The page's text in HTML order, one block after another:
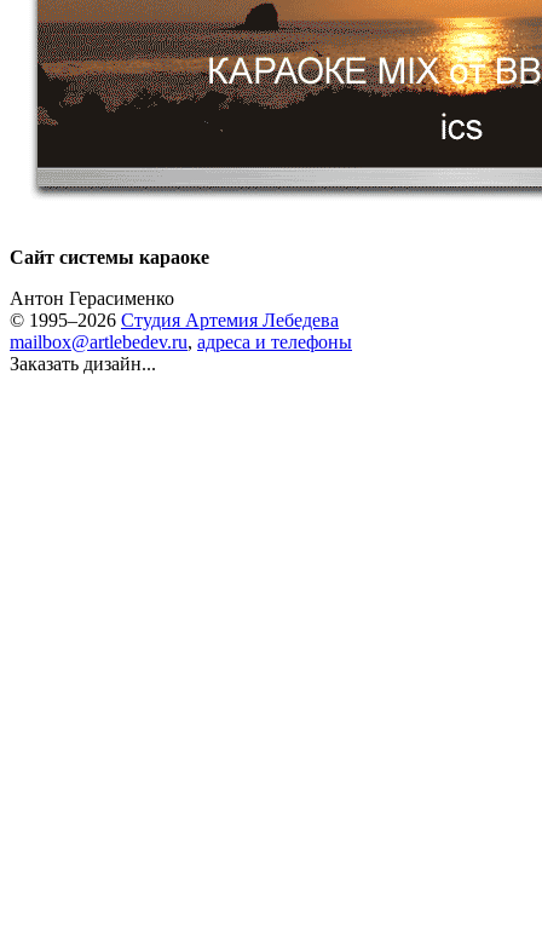
Сайт системы караоке
Антон Герасименко
© 1995–2026 Студия Артемия Лебедева
mailbox@artlebedev.ru, адреса и телефоны
Заказать дизайн...